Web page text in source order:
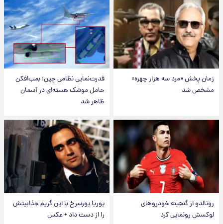
زمان پخش «مرد سه هزار چهره»
مشخص شد
قدرت‌نمایی نظامی چین؛ بمب‌افکن
حامل موشک هسته‌ای در آسمان
ظاهر شد
رونالدو از گنجینه خودروهای
لوکسش رونمایی کرد
پوریا پورسرخ با این گریم جذابیتش
را از دست داد + عکس